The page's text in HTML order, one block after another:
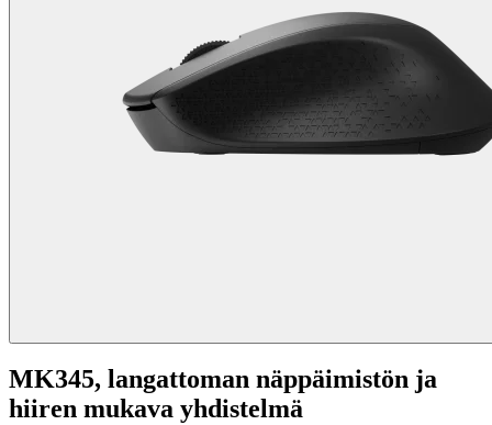
MK345, langattoman näppäimistön ja
hiiren mukava yhdistelmä